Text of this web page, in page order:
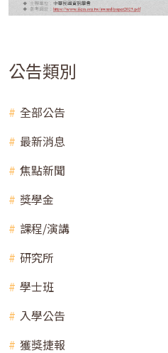
公告類別
全部公告
最新消息
焦點新聞
獎學金
課程/演講
研究所
學士班
入學公告
獲獎捷報